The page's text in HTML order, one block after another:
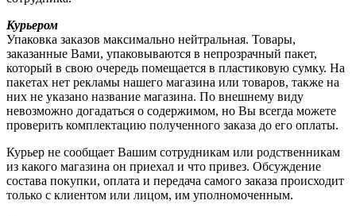
Курьером
Упаковка заказов максимально нейтральная. Товары,
заказанные Вами, упаковываются в непрозрачный пакет,
который в свою очередь помещается в пластиковую сумку. На
пакетах нет рекламы нашего магазина или товаров, также на
них не указано название магазина. По внешнему виду
невозможно догадаться о содержимом, но Вы всегда можете
проверить комплектацию полученного заказа до его оплаты.
Курьер не сообщает Вашим сотрудникам или родственникам
из какого магазина он приехал и что привез. Обсуждение
состава покупки, оплата и передача самого заказа происходит
только с клиентом или лицом, им уполномоченным.